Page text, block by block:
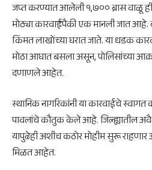
जप्त करण्यात आलेली १,७०० ब्रास वाळू ही
मोठ्या कारवाईंपैकी एक मानली जात आहे.
किंमत लाखोंच्या घरात जाते. या धडक
मोठा आघात बसला असून, पोलिसांच्या
दणाणले आहेत.
स्थानिक नागरिकांनी या कारवाईचे स्वागत
पावलांचे कौतुक केले आहे. जिल्ह्यातील
यापुढेही अशीच कठोर मोहीम सुरू
मिळत आहेत.